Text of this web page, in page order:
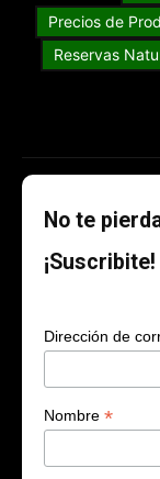
Precios de
Reservas
No te
¡Suscribite!
Dirección de
Nombre *